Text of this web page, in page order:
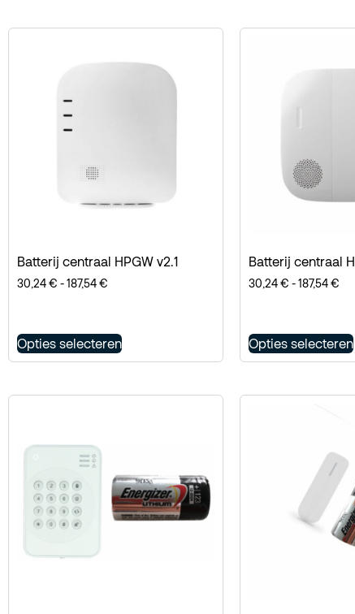
Batterij centraal HPGW v2.1
30,24€ -187,54€
Opties selecteren
Batterij centraal
30,24€ -187,54€
Opties selecteren